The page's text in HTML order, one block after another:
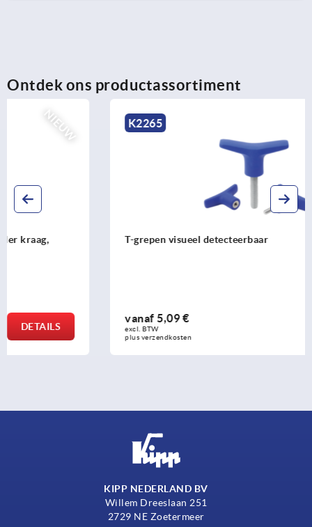
Ontdek ons productassortiment
K2265
T-grepen visueel detecteerbaar
5,09 €
excl. BTW
plus verzendkosten
KIPP NEDERLAND BV
Willem Dreeslaan 251
2729 NE Zoetermeer